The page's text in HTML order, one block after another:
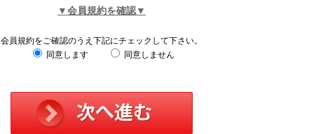
▼会員規約を確認▼
会員規約をご確認のうえ下記にチェックして下さい。
同意します
同意しません